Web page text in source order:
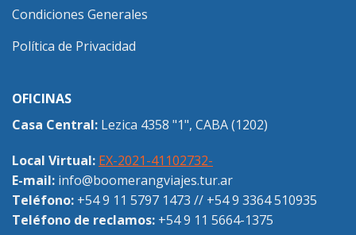
Condiciones Generales
Política de Privacidad
OFICINAS
Casa Central: Lezica 4358 "1", CABA (1202)
Local Virtual: EX-2021-41102732-
E-mail: info@boomerangviajes.tur.ar
Teléfono: +54 9 11 5797 1473 // +54 9 3364 510935
Teléfono de reclamos: +54 9 11 5664-1375